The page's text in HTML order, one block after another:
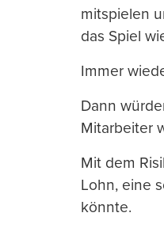
mitspielen
das Spiel
Immer
Dann
Mitarbeiter
Mit dem
Lohn, eine
könnte.